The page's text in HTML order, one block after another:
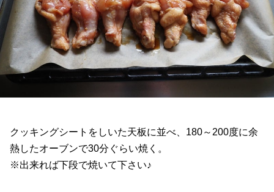
クッキングシートをしいた天板に並べ、180～200度に余
熱したオーブンで30分ぐらい焼く。
※出来れば下段で焼いて下さい♪